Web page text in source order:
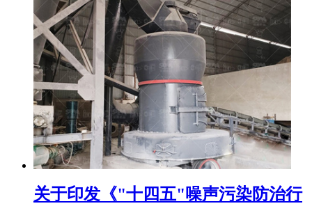
关于印发《"十四五"噪声污染防治行